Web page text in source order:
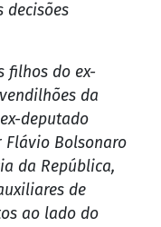
decisões
filhos do ex-
da
deputado
Flávio Bolsonaro
da República,
de
ao lado do